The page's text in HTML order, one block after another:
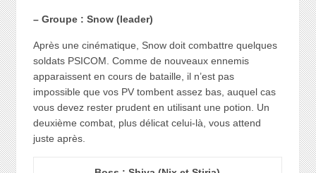
– Groupe : Snow (leader)
Après une cinématique, Snow doit combattre quelques
soldats PSICOM. Comme de nouveaux ennemis
apparaissent en cours de bataille, il n’est pas
impossible que vos PV tombent assez bas, auquel cas
vous devez rester prudent en utilisant une potion. Un
deuxième combat, plus délicat celui-là, vous attend
juste après.